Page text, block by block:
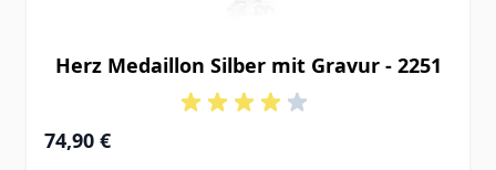
Herz Medaillon Silber mit Gravur - 2251
74,90 €